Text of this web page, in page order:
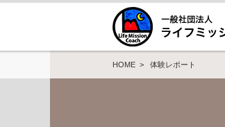
HOME > 体験レポート